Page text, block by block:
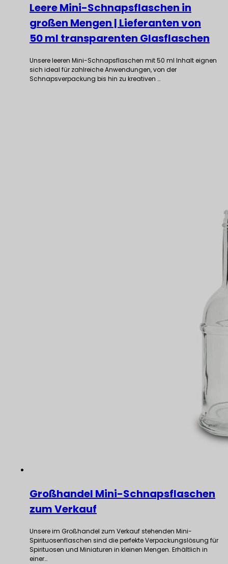
Leere Mini-Schnapsflaschen in
großen Mengen | Lieferanten von
50 ml transparenten Glasflaschen
Unsere leeren Mini-Schnapsflaschen mit 50 ml Inhalt eignen
sich ideal für zahlreiche Anwendungen, von der
Schnapsverpackung bis hin zu kreativen …
Großhandel Mini-Schnapsflaschen
zum Verkauf
Unsere im Großhandel zum Verkauf stehenden Mini-
Spirituosenflaschen sind die perfekte Verpackungslösung für
Spirituosen und Miniaturen in kleinen Mengen. Erhältlich in
einer…